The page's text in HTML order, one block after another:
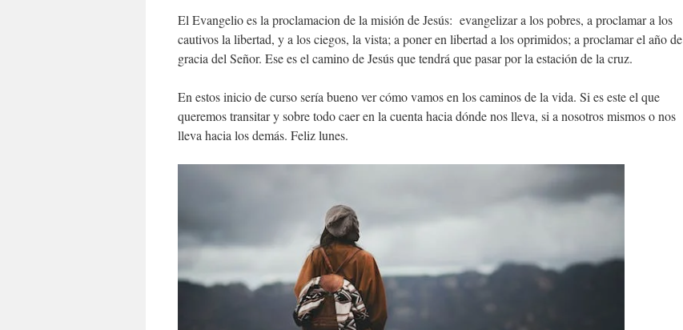
El Evangelio es la proclamacion de la misión de Jesús: evangelizar a los pobres, a proclamar a los
cautivos la libertad, y a los ciegos, la vista; a poner en libertad a los oprimidos; a proclamar el año de
gracia del Señor. Ese es el camino de Jesús que tendrá que pasar por la estación de la cruz.
En estos inicio de curso sería bueno ver cómo vamos en los caminos de la vida. Si es este el que
queremos transitar y sobre todo caer en la cuenta hacia dónde nos lleva, si a nosotros mismos o nos
lleva hacia los demás. Feliz lunes.